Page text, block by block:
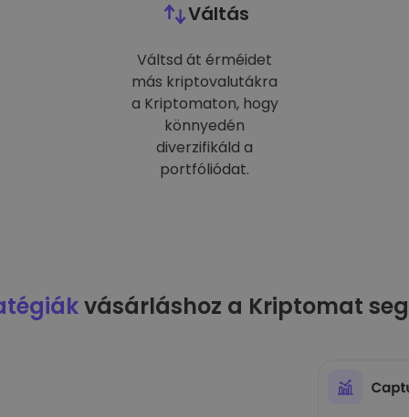
Váltás
Váltsd át érméidet
más kriptovalutákra
a Kriptomaton, hogy
könnyedén
diverzifikáld a
portfóliódat.
vásárláshoz a Kriptomat